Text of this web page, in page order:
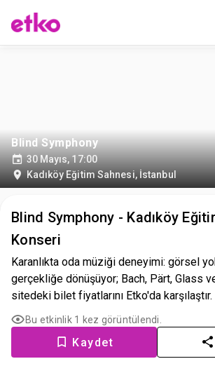
Blind Symphony
30 Mayıs, 17:00
Kadıköy Eğitim Sahnesi, İstanbul
Blind Symphony - Kadıköy
Konseri
Karanlıkta oda müziği deneyimi: görsel
gerçekliğe dönüşüyor; Bach, Pärt, Glass
sitedeki bilet fiyatlarını Etko'da karşılaştır.
Bu etkinlik 1 kez görüntülendi.
Kaydet